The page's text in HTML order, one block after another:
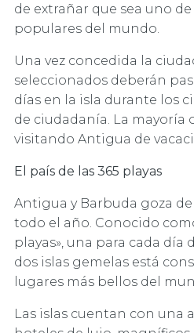
de extrañar que sea uno de
populares del mundo.
Una vez concedida la
seleccionados deberán
días en la isla durante los
de ciudadanía. La mayoría
visitando Antigua de
El país de las 365 playas
Antigua y Barbuda goza
todo el año. Conocido
playas», una para cada día
dos islas gemelas está
lugares más bellos del
Las islas cuentan con una